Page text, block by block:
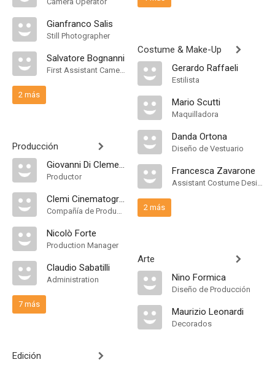
Gianfranco Salis
Still Photographer
Salvatore Bognanni
First Assistant Camera
2 más
Producción
Giovanni Di Clemente
Productor
Clemi Cinematografica
Compañía de Produccion
Nicolò Forte
Production Manager
Claudio Sabatilli
Administration
7 más
Edición
Costume & Make-Up
Gerardo Raffaeli
Estilista
Mario Scutti
Maquilladora
Danda Ortona
Diseño de Vestuario
Francesca Zavarone
Assistant Costume Designer
2 más
Arte
Nino Formica
Diseño de Producción
Maurizio Leonardi
Decorados